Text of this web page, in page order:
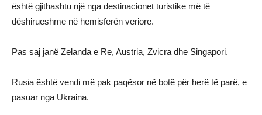
është gjithashtu një nga destinacionet turistike më të
dëshirueshme në hemisferën veriore.
Pas saj janë Zelanda e Re, Austria, Zvicra dhe Singapori.
Rusia është vendi më pak paqësor në botë për herë të parë, e
pasuar nga Ukraina.